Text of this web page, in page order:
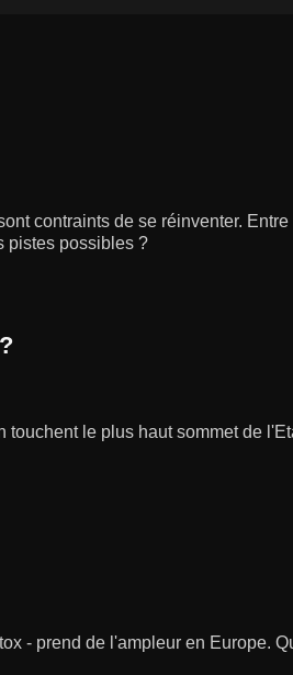
contraints de se réinventer. Entre
pistes possibles ?
le plus haut sommet de
- prend de l'ampleur en Europe.